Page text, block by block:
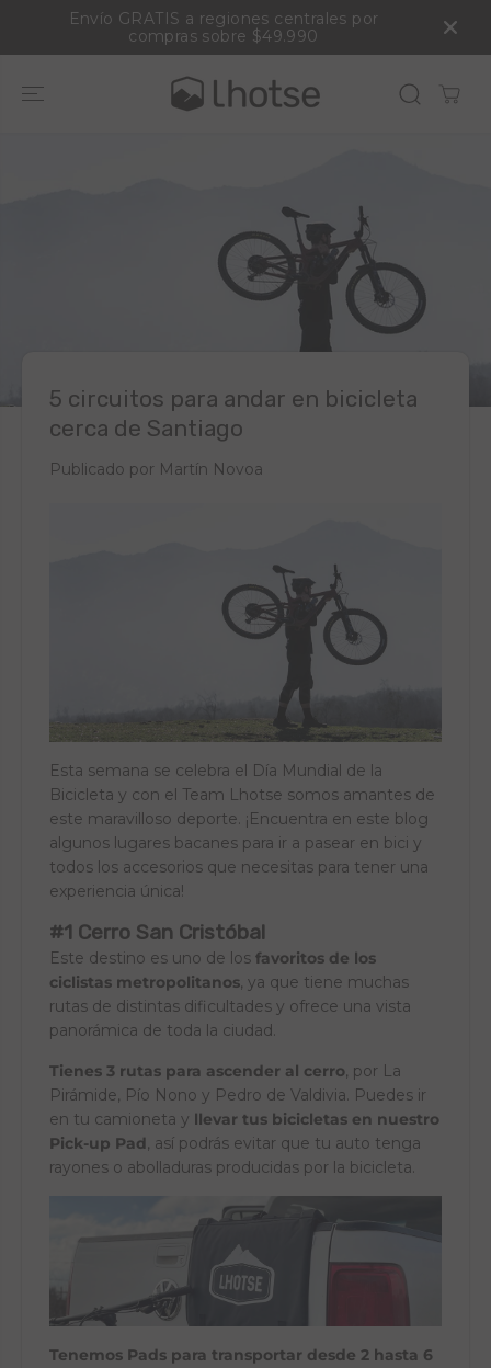
SALTAR AL
CONTENIDO Despacho a todo Chile
5 circuitos para andar en bicicleta
cerca de Santiago
Publicado por Martín Novoa
Esta semana se celebra el Día Mundial de la
Bicicleta y con el Team Lhotse somos amantes de
este maravilloso deporte. ¡Encuentra en este blog
algunos lugares bacanes para ir a pasear en bici y
todos los accesorios que necesitas para tener una
experiencia única!
#1 Cerro San Cristóbal
Este destino es uno de los favoritos de los
ciclistas metropolitanos, ya que tiene muchas
rutas de distintas dificultades y ofrece una vista
panorámica de toda la ciudad.
Tienes 3 rutas para ascender al cerro, por La
Pirámide, Pío Nono y Pedro de Valdivia. Puedes ir
en tu camioneta y llevar tus bicicletas en nuestro
Pick-up Pad, así podrás evitar que tu auto tenga
rayones o abolladuras producidas por la bicicleta.
Tenemos Pads para transportar desde 2 hasta 6